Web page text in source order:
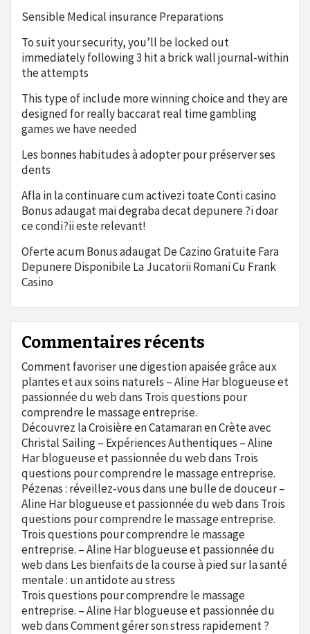
Sensible Medical insurance Preparations
To suit your security, you’ll be locked out
immediately following 3 hit a brick wall journal-within
the attempts
This type of include more winning choice and they are
designed for really baccarat real time gambling
games we have needed
Les bonnes habitudes à adopter pour préserver ses
dents
Afla in la continuare cum activezi toate Conti casino
Bonus adaugat mai degraba decat depunere ?i doar
ce condi?ii este relevant!
Oferte acum Bonus adaugat De Cazino Gratuite Fara
Depunere Disponibile La Jucatorii Romani Cu Frank
Casino
Commentaires récents
Comment favoriser une digestion apaisée grâce aux
plantes et aux soins naturels – Aline Har blogueuse et
passionnée du webdans Trois questions pour
comprendre le massage entreprise.
Découvrez la Croisière en Catamaran en Crète avec
Christal Sailing – Expériences Authentiques – Aline
Har blogueuse et passionnée du webdans Trois
questions pour comprendre le massage entreprise.
Pézenas : réveillez-vous dans une bulle de douceur –
Aline Har blogueuse et passionnée du webdans Trois
questions pour comprendre le massage entreprise.
Trois questions pour comprendre le massage
entreprise. – Aline Har blogueuse et passionnée du
webdans Les bienfaits de la course à pied sur la santé
mentale : un antidote au stress
Trois questions pour comprendre le massage
entreprise. – Aline Har blogueuse et passionnée du
webdansComment gérer son stress rapidement ?